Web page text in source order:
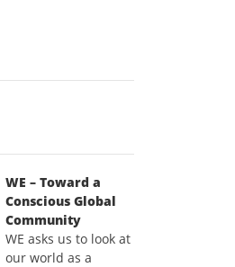
WE – Toward a
Conscious Global
Community
WE asks us to look at
our world as a